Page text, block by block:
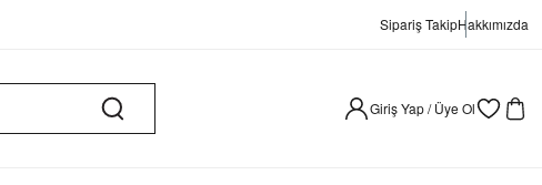
Sipariş TakipHakkımızda
Giriş Yap / Üye Ol